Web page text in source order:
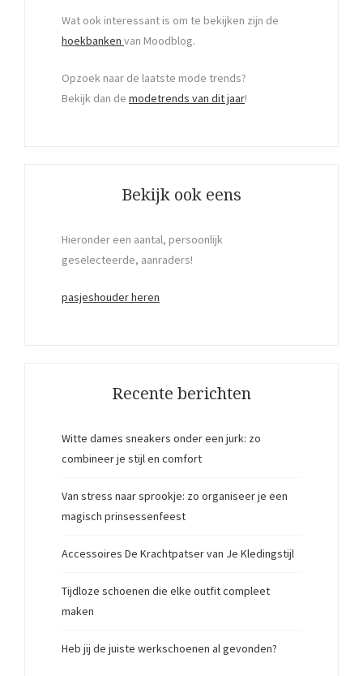
Wat ook interessant is om te bekijken zijn de
hoekbanken van Moodblog.
Opzoek naar de laatste mode trends?
Bekijk dan de modetrends van dit jaar!
Bekijk ook eens
Hieronder een aantal, persoonlijk
geselecteerde, aanraders!
pasjeshouder heren
Recente berichten
Witte dames sneakers onder een jurk: zo
combineer je stijl en comfort
Van stress naar sprookje: zo organiseer je een
magisch prinsessenfeest
Accessoires De Krachtpatser van Je Kledingstijl
Tijdloze schoenen die elke outfit compleet
maken
Heb jij de juiste werkschoenen al gevonden?